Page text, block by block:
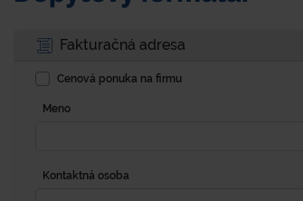
Fakturačná adresa
Cenová ponuka na firmu
Meno
Kontaktná osoba